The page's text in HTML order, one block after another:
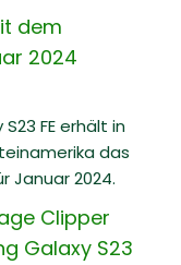
dem
2024
FE erhält in
das
Januar 2024.
Clipper
Galaxy S23